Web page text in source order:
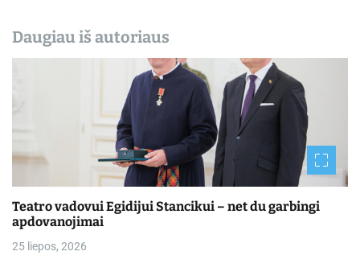
Daugiau iš autoriaus
Teatro vadovui Egidijui Stancikui – net du garbingi
apdovanojimai
25 liepos, 2026